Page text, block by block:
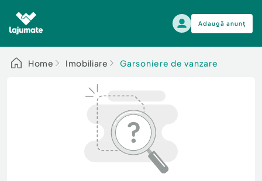
Adaugă anunț
Alege categoria
Auto, moto si ambarcatiuni
Electronice si electrocasnice
Auto, moto si ambarcatiuni
Home Imobiliare Garsoniere de vanzare